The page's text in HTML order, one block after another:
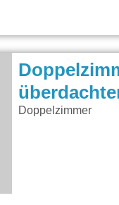
Doppelzimmer